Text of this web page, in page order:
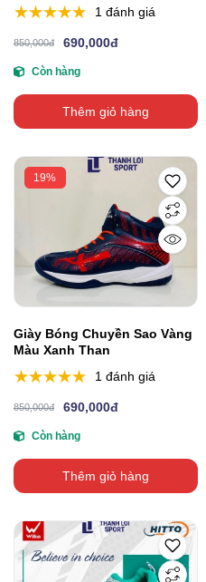
1 đánh giá
850,000đ 690,000đ
Còn hàng
Thêm giỏ hàng
19%
Giày Bóng Chuyền Sao Vàng
Màu Xanh Than
1 đánh giá
850,000đ 690,000đ
Còn hàng
Thêm giỏ hàng